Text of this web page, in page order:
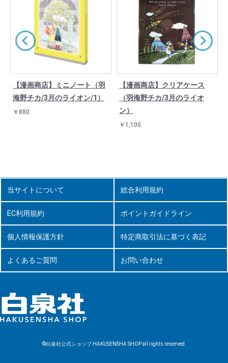
【漫画商店】ミニノート（羽
海野チカ/3月のライオン/1）
￥880
【漫画商店】クリアケース
（羽海野チカ/3月のライオ
ン）
￥1,100
当サイトについて 総合利用規約
EC利用規約 ポイントガイドライン
個人情報保護方針 特定商取引法に基づく表記
よくあるご質問 お問い合わせ
©白泉社公式ショップ HAKUSENSHA SHOP all rights reserved.